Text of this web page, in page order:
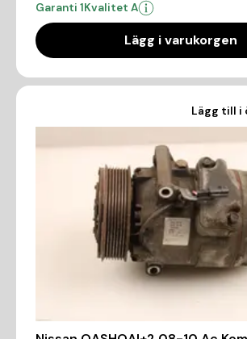
Garanti 1Kvalitet A
Lägg i varukorgen
Lägg till i